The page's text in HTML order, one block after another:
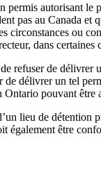
autorisant le
pas au Canada
circonstances ou
dans certaines
de
délivrer un tel
Ontario pouvant être
lieu de
également être